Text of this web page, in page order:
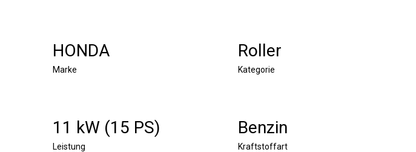
HONDA
Marke
Roller
Kategorie
11 kW (15 PS)
Leistung
Benzin
Kraftstoffart